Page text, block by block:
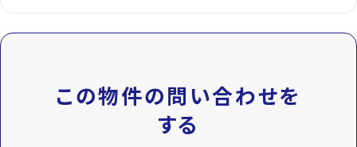
この物件の問い合わせを
する